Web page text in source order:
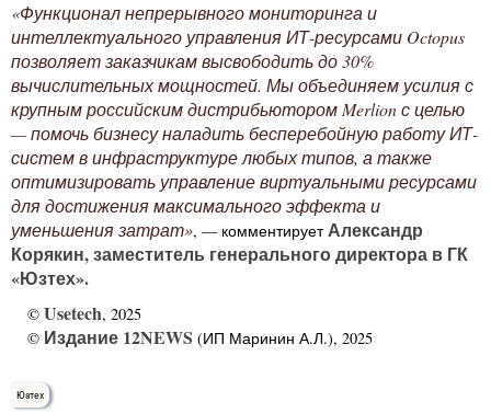
«Функционал непрерывного мониторинга и
интеллектуального управления ИТ-ресурсами Octopus
позволяет заказчикам высвободить до 30%
вычислительных мощностей. Мы объединяем усилия с
крупным российским дистрибьютором Merlion с целью
— помочь бизнесу наладить бесперебойную работу ИТ-
систем в инфраструктуре любых типов, а также
оптимизировать управление виртуальными ресурсами
для достижения максимального эффекта и
уменьшения затрат», — комментируетАлександр
Корякин, заместитель генерального директора в ГК
«Юзтех».
© Usetech, 2025
© Издание 12NEWS (ИП Маринин А.Л.), 2025
Юзтех